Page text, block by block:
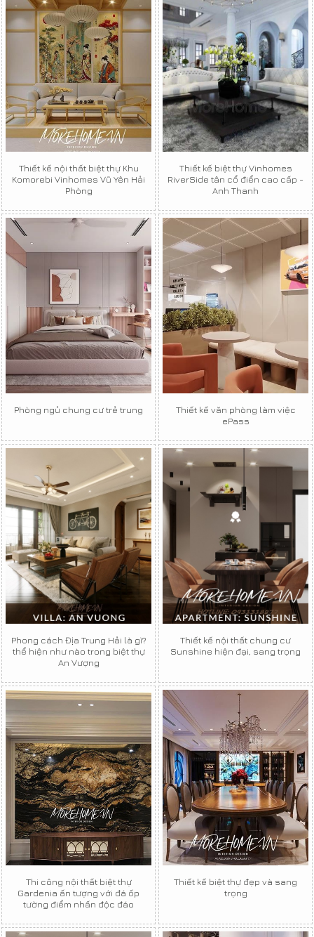
Thiết kế nội thất biệt thự Khu
Komorebi Vinhomes Vũ Yên Hải
Phòng
Thiết kế biệt thự Vinhomes
RiverSide tân cổ điển cao cấp -
Anh Thanh
Phòng ngủ chung cư trẻ trung
Thiết kế văn phòng làm việc
ePass
Phong cách Địa Trung Hải là gì?
thể hiện như nào trong biệt thự
An Vượng
Thiết kế nội thất chung cư
Sunshine hiện đại, sang trọng
Thi công nội thất biệt thự
Gardenia ấn tượng với đá ốp
tường điểm nhấn độc đáo
Thiết kế biệt thự đẹp và sang
trọng